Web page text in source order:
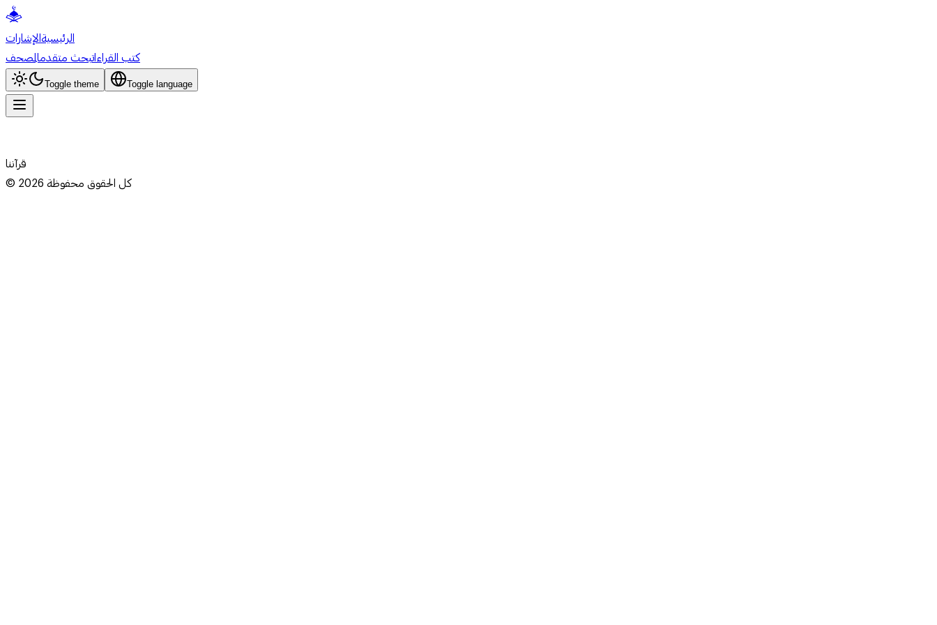
الرئيسيةالإشارات
كتب القراءاتبحث متقدمالمصحف
Toggle theme Toggle language
قرآننا
© 2026كل الحقوق محفوظة